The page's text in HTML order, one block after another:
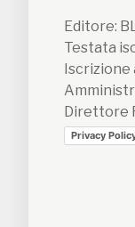
Editore:
Testata
Iscrizione
Direttore
Privacy